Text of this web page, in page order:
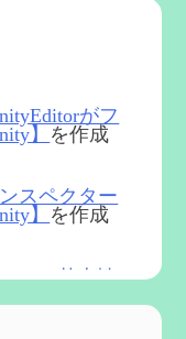
がフ
】 を作成
スペクター
】 を作成
ノ)の基本性